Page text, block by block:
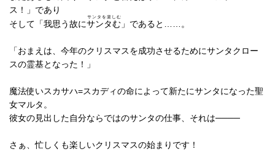
ス！」であり
そして「我思う故にサンタむ
サンタを楽しむ
」であると……。
「おまえは、今年のクリスマスを成功させるためにサンタクロー
スの霊基となった！」
魔法使いスカサハ=スカディの命によって新たにサンタになった聖
女マルタ。
彼女の見出した自分ならではのサンタの仕事、それは────
さぁ、忙しくも楽しいクリスマスの始まりです！